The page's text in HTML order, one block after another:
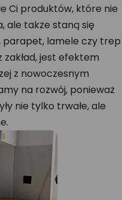
Ci produktów, które nie
ale także staną się
parapet, lamele czy trep
jest efektem
z nowoczesnym
na rozwój, ponieważ
nie tylko trwałe, ale